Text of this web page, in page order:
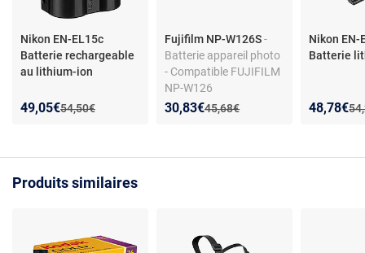
Nikon EN-EL15c
Batterie rechargeable
au lithium-ion
Ancien prix :
54,50€
Nouveau prix :
49,05€
Réduction de :
Fujifilm NP-W126S-
Batterie appareil photo
- Compatible FUJIFILM
NP-W126
Ancien prix :
45,68€
Nouveau prix :
30,83€
Réduction de :
Nikon EN-
Batterie
Nouveau
48,78€
Produits similaires